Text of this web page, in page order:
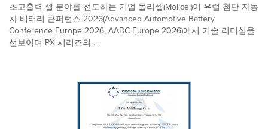
초고출력 셀 분야를 선도하는 기업 몰리셀(Molicel)이 유럽 첨단 자동
차 배터리 콘퍼런스 2026(Advanced Automotive Battery
Conference Europe 2026, AABC Europe 2026)에서 기술 리더십을
선보이며 PX 시리즈의 ...